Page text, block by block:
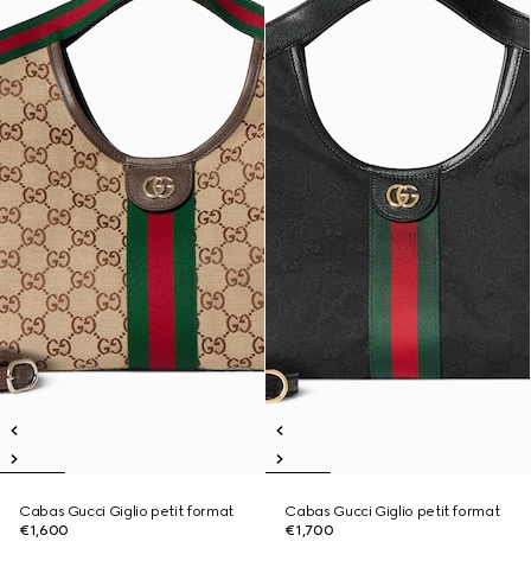
Cabas Gucci Giglio petit format
€1,600
Cabas Gucci Giglio petit format
€1,700